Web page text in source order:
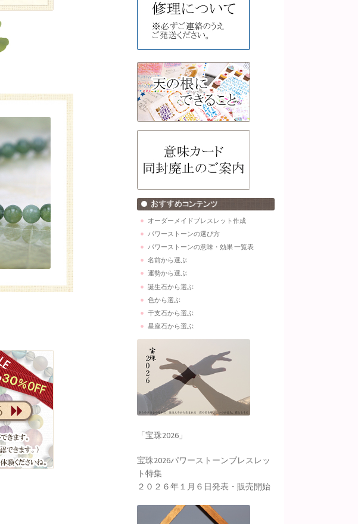
オーダーメイドブレスレット作成
パワーストーンの選び方
パワーストーンの意味・効果 一覧表
名前から選ぶ
運勢から選ぶ
誕生石から選ぶ
色から選ぶ
干支石から選ぶ
星座石から選ぶ
「宝珠2026」
宝珠2026パワーストーンブレスレッ
ト特集
２０２６年１月６日発表・販売開始